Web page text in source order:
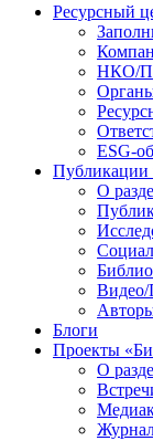
Перейти
содержимому
Ресурсный
НКО/
ESG-
Публикации
О
Видео/
Блоги
Проекты
О